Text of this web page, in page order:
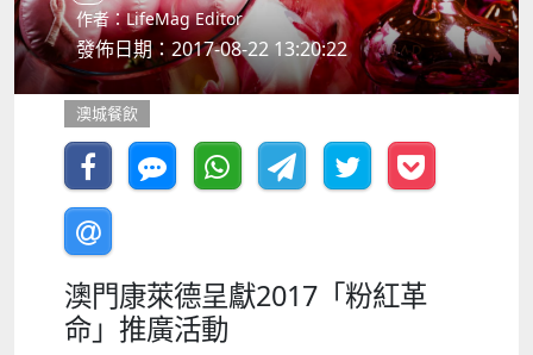
作者：LifeMag Editor
發佈日期：2017-08-22 13:20:22
澳城餐飲
澳門康萊德呈獻2017「粉紅革
命」推廣活動